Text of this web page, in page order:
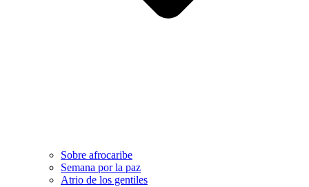
Sobre afrocaribe
Semana por la paz
Atrio de los gentiles